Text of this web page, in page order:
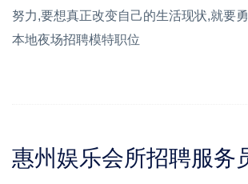
努力,要想真正改变自己的生活现状,就要
本地夜场招聘模特职位
惠州娱乐会所招聘服务